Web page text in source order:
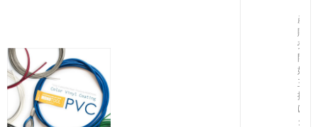
産）
販
売
開
始！
玉
掛
け・
ク